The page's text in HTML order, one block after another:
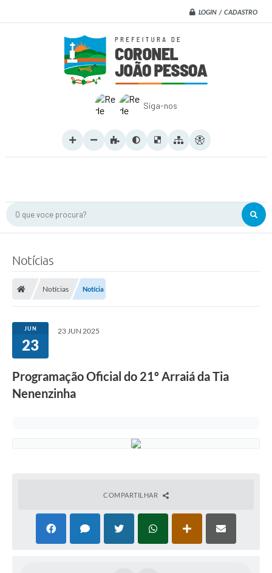
LOGIN / CADASTRO
O que voce procura?
Siga-nos
Notícias
Notícias Notícia
JUN
23
23 JUN 2025
Programação Oficial do 21º Arraiá da Tia
Nenenzinha
COMPARTILHAR